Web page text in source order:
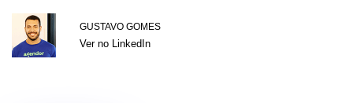
GUSTAVO GOMES
Ver no LinkedIn